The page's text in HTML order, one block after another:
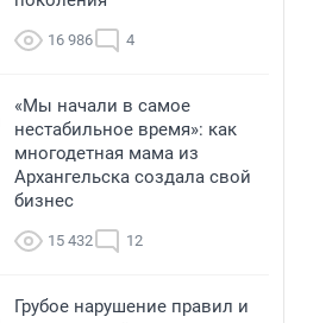
16 986 4
«Мы начали в самое
нестабильное время»: как
многодетная мама из
Архангельска создала свой
бизнес
15 432 12
Грубое нарушение правил и